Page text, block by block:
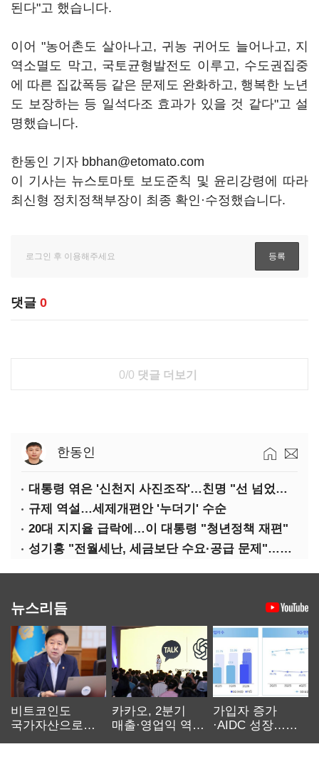
된다"고 했습니다.
이어 "농어촌도 살아나고, 귀농 귀어도 늘어나고, 지
역소멸도 막고, 국토균형발전도 이루고, 수도권집중
에 따른 집값폭등 같은 문제도 완화하고, 행복한 노년
도 보장하는 등 일석다조 효과가 있을 것 같다"고 설
명했습니다.
한동인 기자 bbhan@etomato.com
이 기사는 뉴스토마토 보도준칙 및 윤리강령에 따라
최신형 정치정책부장이 최종 확인·수정했습니다.
댓글 0
0/0 댓글 더보기
한동인
대통령 엮은 '신천지 사진조작'…친명 "선 넘었다" 격앙
규제 역설…세제개편안 '누더기' 수순
20대 지지율 급락에…이 대통령 "청년정책 재편"
성기홍 "전월세난, 세금보단 수요·공급 문제"…닥공 시사
뉴스리듬
비트코인도
국가자산으로…'
카카오, 2분기
매출·영업익 역대
가입자 증가
·AIDC 성장…